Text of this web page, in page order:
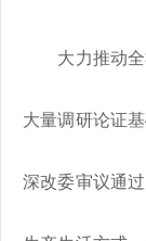
大力推动全
大量调研论证
深改委审议通